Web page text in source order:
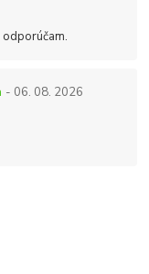
- 06. 08. 2026